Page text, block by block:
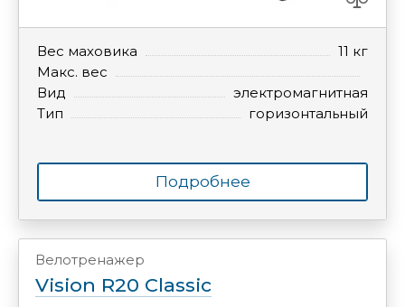
Вес маховика
11 кг
Макс. вес
Вид
электромагнитная
Тип
горизонтальный
Подробнее
Велотренажер
Vision R20 Classic